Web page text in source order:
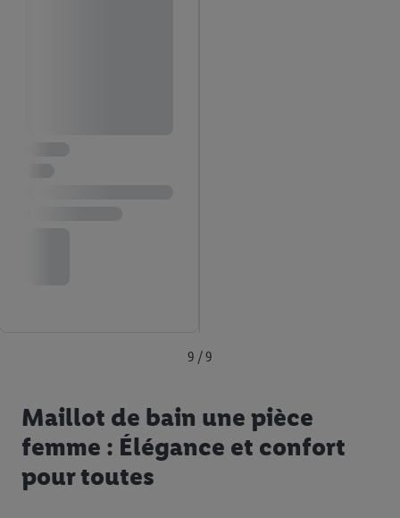
9 / 9
Maillot de bain une pièce
femme : Élégance et confort
pour toutes